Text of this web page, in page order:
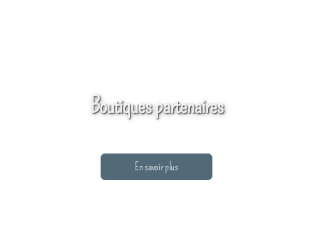
Boutiques partenaires
En savoir plus